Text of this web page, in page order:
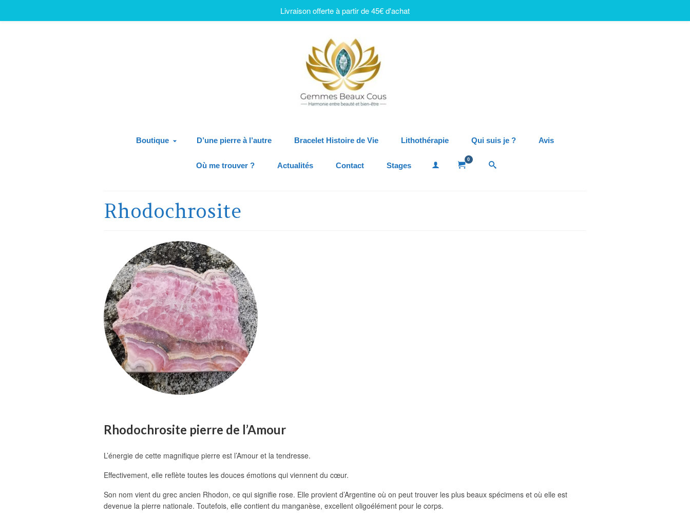
Boutique D’une pierre à l’autre Bracelet Histoire de Vie Lithothérapie Qui suis je ? Avis
Où me trouver ? Actualités Contact Stages
0
Rhodochrosite
Rhodochrosite pierre de l’Amour
L’énergie de cette magnifique pierre est l’Amour et la tendresse.
Effectivement, elle reflète toutes les douces émotions qui viennent du cœur.
Son nom vient du grec ancien Rhodon, ce qui signifie rose. Elle provient d’Argentine où on peut trouver les plus beaux spécimens et où elle est
devenue la pierre nationale. Toutefois, elle contient du manganèse, excellent oligoélément pour le corps.
Livraison offerte à partir de 45€ d'achat